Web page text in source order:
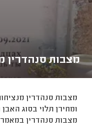
מצבות סנהדרין
מצבות סנהדרין
ומחירן תלוי בסוג
מצבות סנהדרין